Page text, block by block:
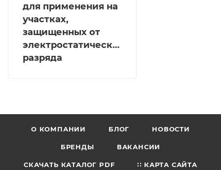
для применения на
участках,
защищенных от
электростатического
разряда
О КОМПАНИИ БЛОГ НОВОСТИ
БРЕНДЫ ВАКАНСИИ
СКАЧАТЬ КАТАЛОГ PDF ∷ КАРТА САЙТА